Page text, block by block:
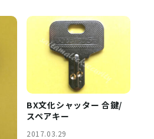
BX文化シャッター 合鍵/
スペアキー
2017.03.29